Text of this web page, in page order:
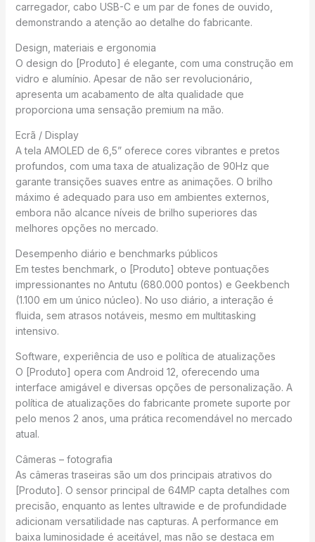
carregador, cabo USB-C e um par de fones de ouvido,
demonstrando a atenção ao detalhe do fabricante.
Design, materiais e ergonomia
O design do [Produto] é elegante, com uma construção em
vidro e alumínio. Apesar de não ser revolucionário,
apresenta um acabamento de alta qualidade que
proporciona uma sensação premium na mão.
Ecrã / Display
A tela AMOLED de 6,5” oferece cores vibrantes e pretos
profundos, com uma taxa de atualização de 90Hz que
garante transições suaves entre as animações. O brilho
máximo é adequado para uso em ambientes externos,
embora não alcance níveis de brilho superiores das
melhores opções no mercado.
Desempenho diário e benchmarks públicos
Em testes benchmark, o [Produto] obteve pontuações
impressionantes no Antutu (680.000 pontos) e Geekbench
(1.100 em um único núcleo). No uso diário, a interação é
fluida, sem atrasos notáveis, mesmo em multitasking
intensivo.
Software, experiência de uso e política de atualizações
O [Produto] opera com Android 12, oferecendo uma
interface amigável e diversas opções de personalização. A
política de atualizações do fabricante promete suporte por
pelo menos 2 anos, uma prática recomendável no mercado
atual.
Câmeras – fotografia
As câmeras traseiras são um dos principais atrativos do
[Produto]. O sensor principal de 64MP capta detalhes com
precisão, enquanto as lentes ultrawide e de profundidade
adicionam versatilidade nas capturas. A performance em
baixa luminosidade é aceitável, mas não se destaca em